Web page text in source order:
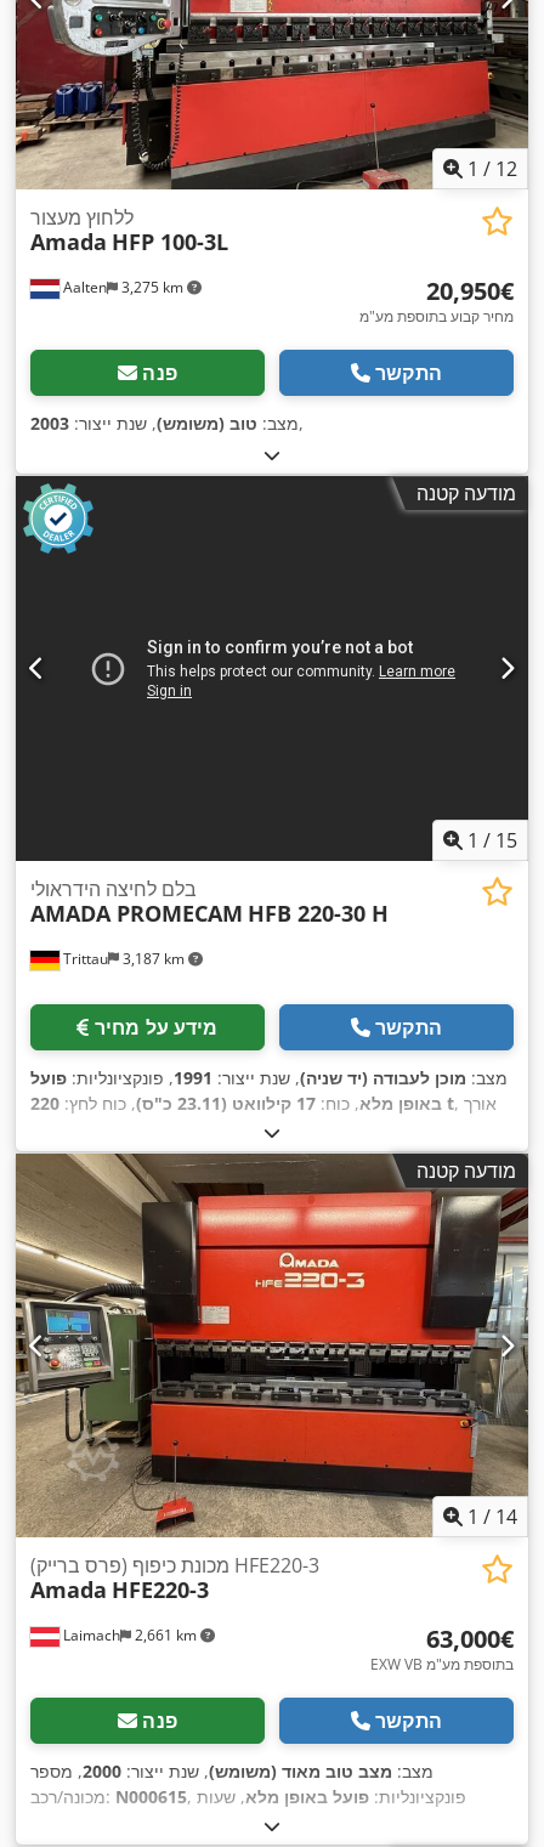
1 / 12
Aalten 3,275 km
ללחוץ מעצור
Amada HFP 100-3L
‏20,950 ‏€
מחיר קבוע בתוספת מע"מ
פנה התקשר
מצב: טוב (משומש), שנת ייצור: 2003 ,
מודעה קטנה
1 / 15
Trittau 3,187 km
בלם לחיצה הידראולי
AMADA PROMECAM HFB 220-30 H
מידע על מחיר התקשר
מצב: מוכן לעבודה (יד שניה), שנת ייצור: 1991, פונקציונליות: פועל
באופן מלא, כוח: 17 קילוואט (23.11 כ"ס) , כוח לחץ: 220 t, אורך
כולל:2,900 מ"מ , משקל כולל:17,900 ק"ג ,
מודעה קטנה
1 / 14
Laimach 2,661 km
מכונת כיפוף (פרס ברייק) HFE220-3
Amada HFE220-3
‏63,000 ‏€
EXW VB בתוספת מע"מ
פנה התקשר
מצב: מצב טוב מאוד (משומש), שנת ייצור: 2000, מספר
מכונה/רכב: N000615 , פונקציונליות: פועל באופן מלא, שעות
, מתח כניסה: